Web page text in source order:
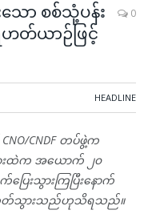
ော စစ်သုံ့ပန်း
ဟတ်ယာဉ်ဖြင့်
0
HEADLINE
CNDF တပ်ဖွဲ့က
ားထဲက အယောက် ၂၀
းသွားကြပြီးနောက်
ထုတ်သွားသည်ဟုသိရသည်။